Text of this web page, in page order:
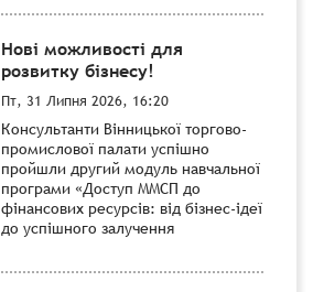
Нові можливості для
розвитку бізнесу!
Пт, 31 Липня 2026, 16:20
Консультанти Вінницької торгово-
промислової палати успішно
пройшли другий модуль навчальної
програми «Доступ ММСП до
фінансових ресурсів: від бізнес-ідеї
до успішного залучення